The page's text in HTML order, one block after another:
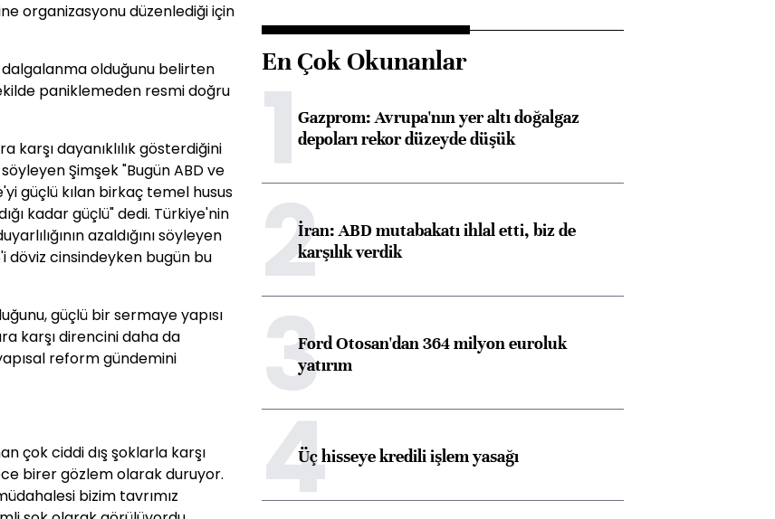
organizasyonu düzenlediği için
olduğunu belirten
paniklemeden resmi doğru
karşı dayanıklılık gösterdiğini
Şimşek "Bugün ABD ve
güçlü kılan birkaç temel husus
kadar güçlü" dedi. Türkiye'nin
azaldığını söyleyen
döviz cinsindeyken bugün bu
güçlü bir sermaye yapısı
karşı direncini daha da
reform gündemini
çok ciddi dış şoklarla karşı
birer gözlem olarak duruyor.
bizim tavrımız
En Çok Okunanlar
1Gazprom: Avrupa'nın yer altı doğalgaz
depoları rekor düzeyde düşük
2İran: ABD mutabakatı ihlal etti, biz de
karşılık verdik
3Ford Otosan'dan 364 milyon euroluk
yatırım
4Üç hisseye kredili işlem yasağı